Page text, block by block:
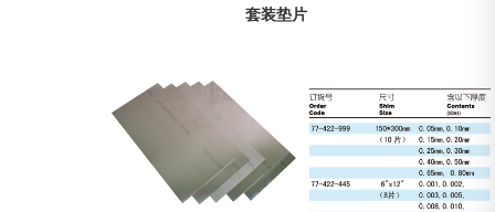
套装垫片